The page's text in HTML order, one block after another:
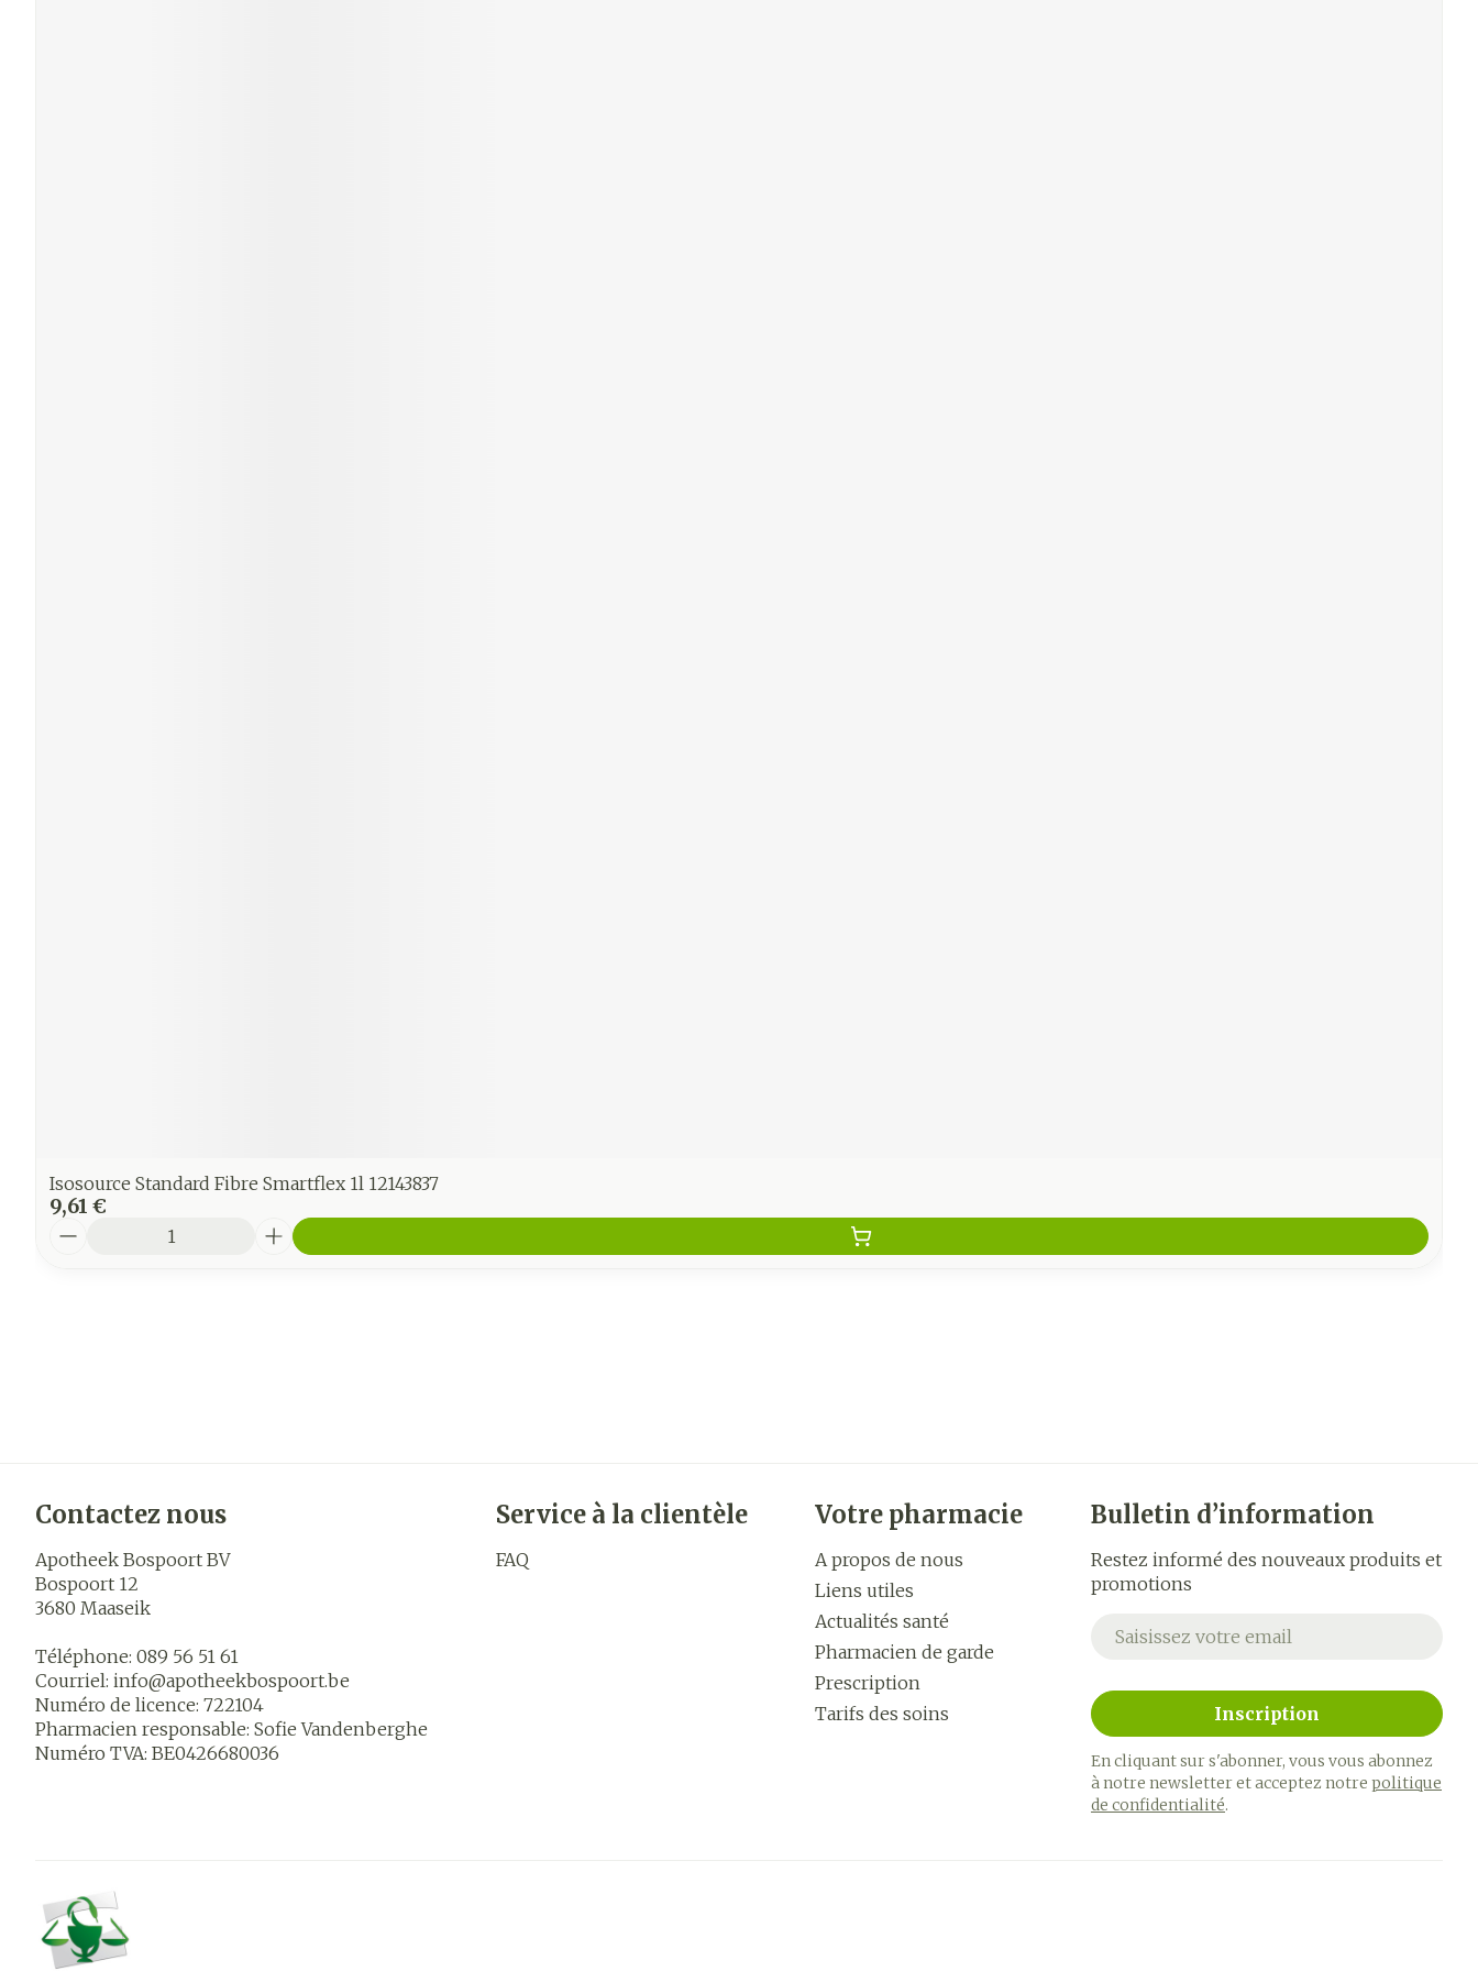
Isosource Standard Fibre Smartflex 1l 12143837
9,61 €
Contactez nous
Apotheek Bospoort BV
Bospoort 12
3680 Maaseik
Téléphone: 089 56 51 61
Courriel: info@apotheekbospoort.be
Numéro de licence: 722104
Pharmacien responsable: Sofie Vandenberghe
Numéro TVA: BE0426680036
Service à la clientèle
FAQ
Votre pharmacie
A propos de nous
Liens utiles
Actualités santé
Pharmacien de garde
Prescription
Tarifs des soins
Bulletin d’information
Restez informé des nouveaux produits et
promotions
Adresse mail
Inscription
En cliquant sur s'abonner, vous vous abonnez
à notre newsletter et acceptez notrepolitique
de confidentialité.